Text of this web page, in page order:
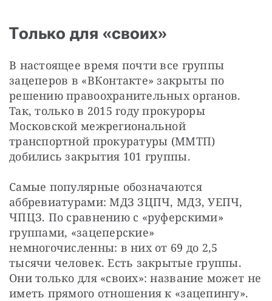
Только для «своих»
В настоящее время почти все группы
зацеперов в «ВКонтакте» закрыты по
решению правоохранительных органов.
Так, только в 2015 году прокуроры
Московской межрегиональной
транспортной прокуратуры (ММТП)
добились закрытия 101 группы.
Самые популярные обозначаются
аббревиатурами: МДЗ ЗЦПЧ, МДЗ, УЕПЧ,
ЧПЦЗ. По сравнению с «руферскими»
группами, «зацеперские»
немногочисленны: в них от 69 до 2,5
тысячи человек. Есть закрытые группы.
Они только для «своих»: название может не
иметь прямого отношения к «зацепингу».